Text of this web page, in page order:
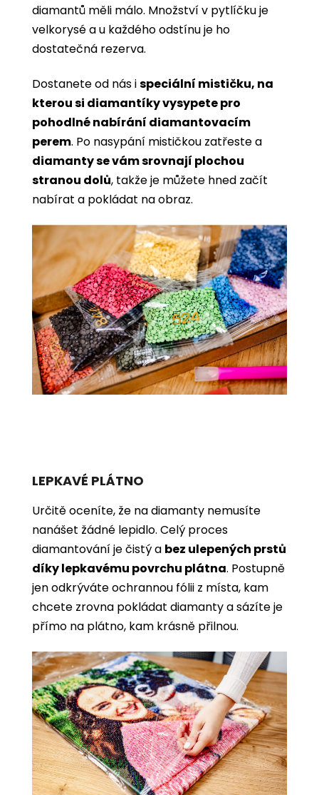
diamantů měli málo. Množství v pytlíčku je
velkorysé a u každého odstínu je ho
dostatečná rezerva.
Dostanete od nás ispeciální mističku, na
kterou si diamantíky vysypete pro
pohodlné nabírání diamantovacím
perem. Po nasypání mističkou zatřeste a
diamanty se vám srovnají plochou
stranou dolů, takže je můžete hned začít
nabírat a pokládat na obraz.
LEPKAVÉ PLÁTNO
Určitě oceníte, že na diamanty nemusíte
nanášet žádné lepidlo. Celý proces
diamantování je čistý a bez ulepených prstů
díky lepkavému povrchu plátna. Postupně
jen odkrýváte ochrannou fólii z místa, kam
chcete zrovna pokládat diamanty a sázíte je
přímo na plátno, kam krásně přilnou.